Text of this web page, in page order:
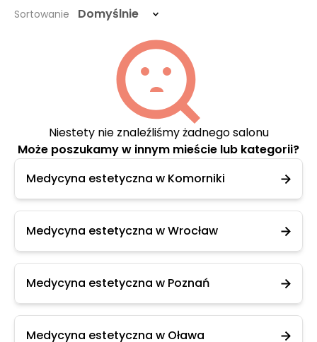
Sortowanie Domyślnie
Niestety nie znaleźliśmy żadnego salonu
Może poszukamy w innym mieście lub kategorii?
Medycyna estetyczna w Komorniki
Medycyna estetyczna w Wrocław
Medycyna estetyczna w Poznań
Medycyna estetyczna w Oława